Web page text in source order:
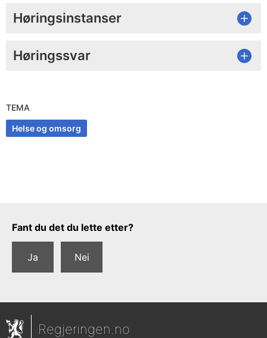
Høringsinstanser
Høringssvar
TEMA
Helse og omsorg
Tilbakemeldingsskjema
Fant du det du lette etter?
Ja Nei
Regjeringen.no